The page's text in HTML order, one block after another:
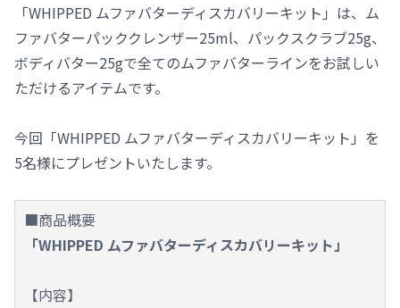
「WHIPPED ムファバターディスカバリーキット」は、ム
ファバターパッククレンザー25ml、パックスクラブ25g、
ボディバター25gで全てのムファバターラインをお試しい
ただけるアイテムです。
今回「WHIPPED ムファバターディスカバリーキット」を
5名様にプレゼントいたします。
■商品概要
「WHIPPED ムファバターディスカバリーキット」
【内容】